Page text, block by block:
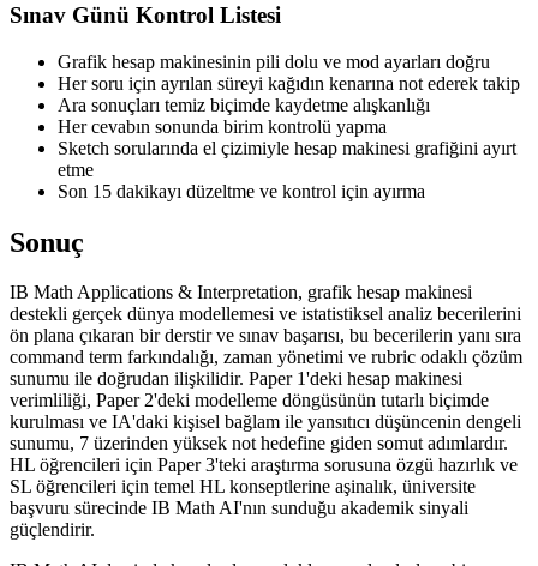
Sınav Günü Kontrol Listesi
Grafik hesap makinesinin pili dolu ve mod ayarları doğru
Her soru için ayrılan süreyi kağıdın kenarına not ederek takip
Ara sonuçları temiz biçimde kaydetme alışkanlığı
Her cevabın sonunda birim kontrolü yapma
Sketch sorularında el çizimiyle hesap makinesi grafiğini ayırt
etme
Son 15 dakikayı düzeltme ve kontrol için ayırma
Sonuç
IB Math Applications & Interpretation, grafik hesap makinesi
destekli gerçek dünya modellemesi ve istatistiksel analiz becerilerini
ön plana çıkaran bir derstir ve sınav başarısı, bu becerilerin yanı sıra
command term farkındalığı, zaman yönetimi ve rubric odaklı çözüm
sunumu ile doğrudan ilişkilidir. Paper 1'deki hesap makinesi
verimliliği, Paper 2'deki modelleme döngüsünün tutarlı biçimde
kurulması ve IA'daki kişisel bağlam ile yansıtıcı düşüncenin dengeli
sunumu, 7 üzerinden yüksek not hedefine giden somut adımlardır.
HL öğrencileri için Paper 3'teki araştırma sorusuna özgü hazırlık ve
SL öğrencileri için temel HL konseptlerine aşinalık, üniversite
başvuru sürecinde IB Math AI'nın sunduğu akademik sinyali
güçlendirir.